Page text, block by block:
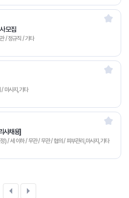
모집
/ 정규직 / 기타
마사지,기타
사채용]
/ 세 이하 / 무관 / 무관 / 협의 / 피부관리,마사지,기타